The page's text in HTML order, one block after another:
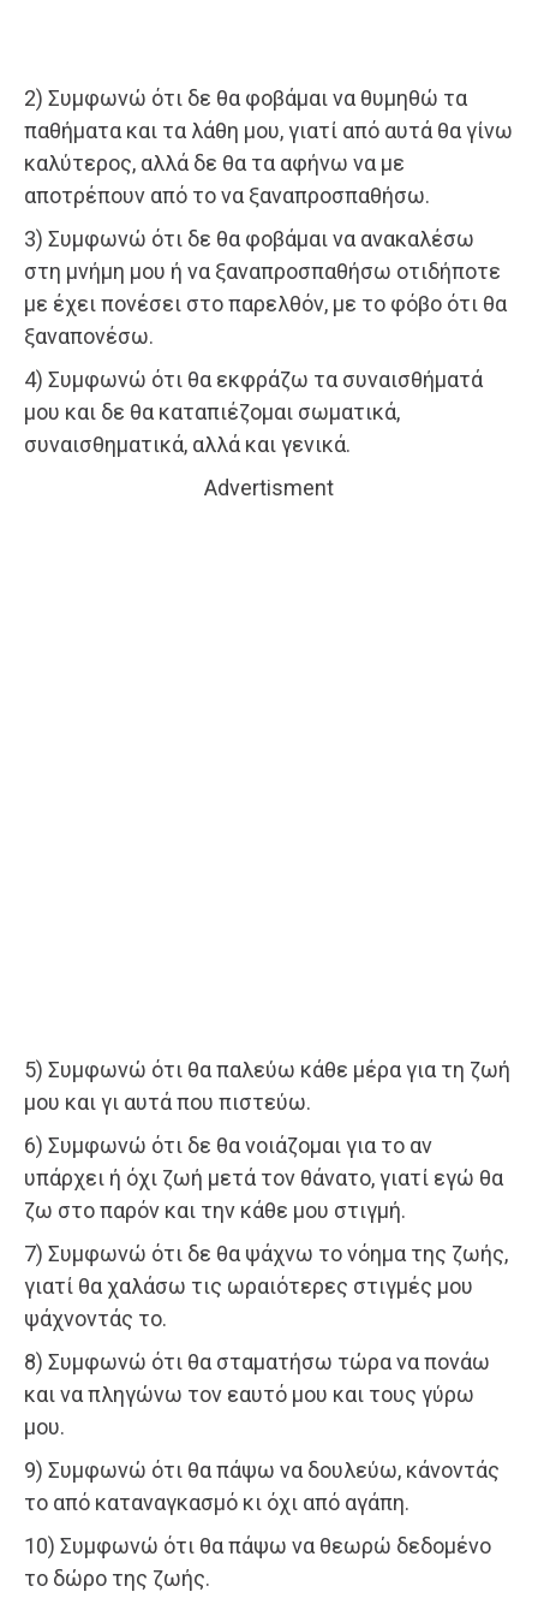
2) Συμφωνώ ότι δε θα φοβάμαι να θυμηθώ τα
παθήματα και τα λάθη μου, γιατί από αυτά θα γίνω
καλύτερος, αλλά δε θα τα αφήνω να με
αποτρέπουν από το να ξαναπροσπαθήσω.
3) Συμφωνώ ότι δε θα φοβάμαι να ανακαλέσω
στη μνήμη μου ή να ξαναπροσπαθήσω οτιδήποτε
με έχει πονέσει στο παρελθόν, με το φόβο ότι θα
ξαναπονέσω.
4) Συμφωνώ ότι θα εκφράζω τα συναισθήματά
μου και δε θα καταπιέζομαι σωματικά,
συναισθηματικά, αλλά και γενικά.
Advertisment
5) Συμφωνώ ότι θα παλεύω κάθε μέρα για τη ζωή
μου και γι αυτά που πιστεύω.
6) Συμφωνώ ότι δε θα νοιάζομαι για το αν
υπάρχει ή όχι ζωή μετά τον θάνατο, γιατί εγώ θα
ζω στο παρόν και την κάθε μου στιγμή.
7) Συμφωνώ ότι δε θα ψάχνω το νόημα της ζωής,
γιατί θα χαλάσω τις ωραιότερες στιγμές μου
ψάχνοντάς το.
8) Συμφωνώ ότι θα σταματήσω τώρα να πονάω
και να πληγώνω τον εαυτό μου και τους γύρω
μου.
9) Συμφωνώ ότι θα πάψω να δουλεύω, κάνοντάς
το από καταναγκασμό κι όχι από αγάπη.
10) Συμφωνώ ότι θα πάψω να θεωρώ δεδομένο
το δώρο της ζωής.